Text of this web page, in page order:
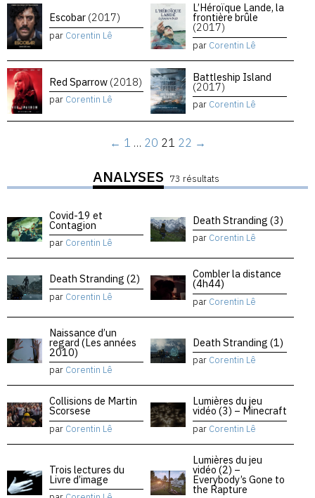
Escobar (2017)
par Corentin Lê
L’Héroïque Lande, la
frontière brûle
(2017)
par Corentin Lê
Red Sparrow (2018)
par Corentin Lê
Battleship Island
(2017)
par Corentin Lê
← 1 … 20 21 22 →
ANALYSES 73 résultats
Covid-19 et
Contagion
par Corentin Lê
Death Stranding (3)
par Corentin Lê
Death Stranding (2)
par Corentin Lê
Combler la distance
(4h44)
par Corentin Lê
Naissance d’un
regard (Les années
2010)
par Corentin Lê
Death Stranding (1)
par Corentin Lê
Collisions de Martin
Scorsese
par Corentin Lê
Lumières du jeu
vidéo (3) – Minecraft
par Corentin Lê
Trois lectures du
Livre d’image
Lumières du jeu
vidéo (2) –
Everybody’s Gone to
the Rapture